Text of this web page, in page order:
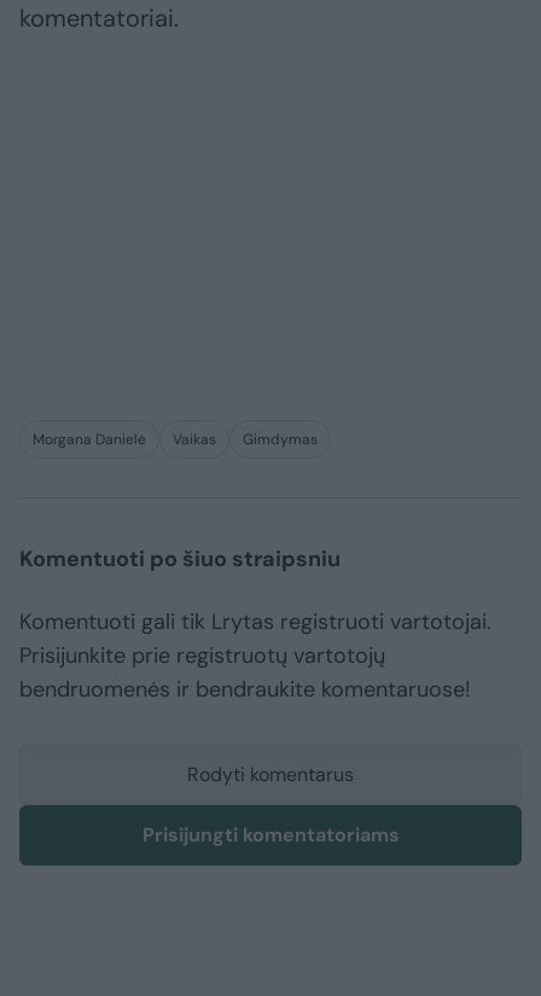
komentatoriai.
Morgana Danielė Vaikas Gimdymas
Komentuoti po šiuo straipsniu
Komentuoti gali tik Lrytas registruoti vartotojai.
Prisijunkite prie registruotų vartotojų
bendruomenės ir bendraukite komentaruose!
Rodyti komentarus
Prisijungti komentatoriams